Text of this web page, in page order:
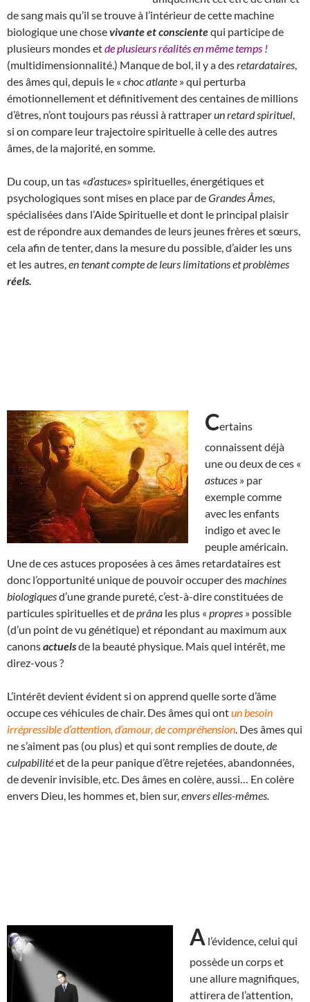
de sang mais qu’il se trouve à l’intérieur de cette machine
biologique une chosevivante et conscientequi participe de
plusieurs mondes etde plusieurs réalités en même temps !
(multidimensionnalité.) Manque de bol, il y a desretardataires
des âmes qui, depuis le « choc atlante » qui perturba
émotionnellement et définitivement des centaines de millions
d’êtres, n’ont toujours pas réussi à rattraperun retard spirituel
si on compare leur trajectoire spirituelle à celle des autres
âmes, de la majorité, en somme.
Du coup, un tas «d’astuces» spirituelles, énergétiques et
psychologiques sont mises en place par deGrandes Âmes
spécialisées dans l’Aide Spirituelle et dont le principal plaisir
est de répondre aux demandes de leurs jeunes frères et sœurs,
cela afin de tenter, dans la mesure du possible, d’aider les uns
et les autres, en tenant compte de leurs limitations et problèmes
réels.
Certains
connaissent déjà
une ou deux de ces «
astuces » par
exemple comme
avec les enfants
indigo et avec le
peuple américain.
Une de ces astuces proposées à ces âmes retardataires est
donc l’opportunité unique de pouvoir occuper desmachines
biologiquesd’une grande pureté, c’est-à-dire constituées de
particules spirituelles et deprâna les plus « propres » possible
(d’un point de vu génétique) et répondant au maximum aux
canonsactuelsde la beauté physique. Mais quel intérêt, me
direz-vous ?
L’intérêt devient évident si on apprend quelle sorte d’âme
occupe ces véhicules de chair. Des âmes qui ontun besoin
irrépressible d’attention, d’amour, de compréhension . Des âmes qui
ne s’aiment pas (ou plus) et qui sont remplies de doute, de
culpabilitéet de la peur panique d’être rejetées, abandonnées,
de devenir invisible, etc. Des âmes en colère, aussi… En colère
envers Dieu, les hommes et, bien sur, envers elles-mêmes.
A l’évidence, celui qui
possède un corps et
une allure magnifiques,
attirera de l’attention,